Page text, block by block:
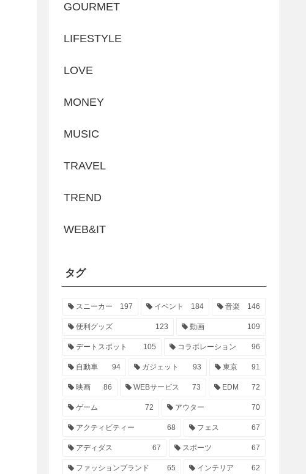
GOURMET
LIFESTYLE
LOVE
MONEY
MUSIC
TRAVEL
TREND
WEB&IT
タグ
スニーカー 197 イベント 184 音楽 146
便利グッズ 123 動画 109
デートスポット 105 コラボレーション 96
自動車 94 ガジェット 93 東京 91
映画 86 WEBサービス 73 EDM 72
ゲーム 72 アウター 70
アクティビティー 68 フェス 67
アディダス 67 スポーツ 67
ファッションブランド 65 インテリア 62